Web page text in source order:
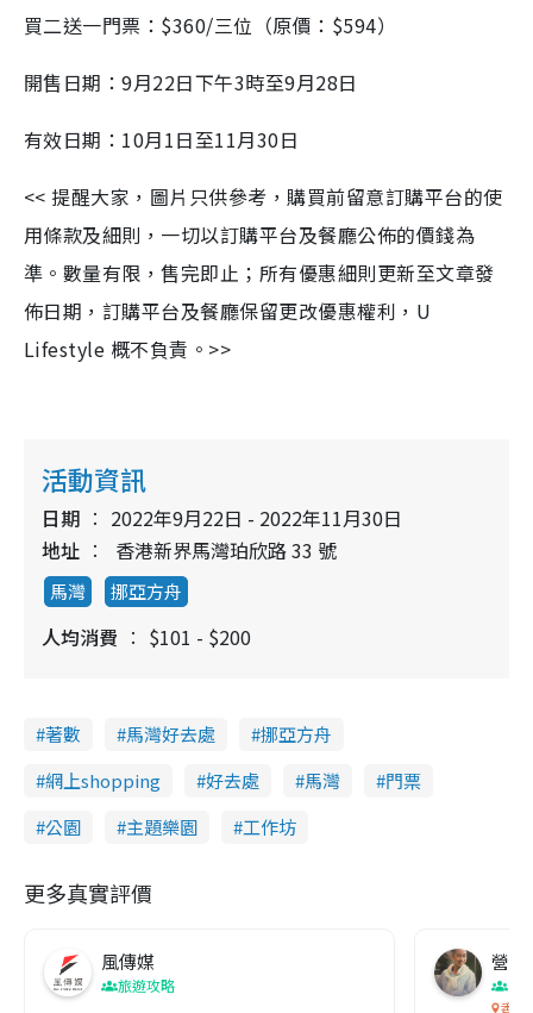
買二送一門票：$360/三位（原價：$594）
開售日期：9月22日下午3時至9月28日
有效日期：10月1日至11月30日
<< 提醒大家，圖片只供參考，購買前留意訂購平台的使
用條款及細則，一切以訂購平台及餐廳公佈的價錢為
準。數量有限，售完即止；所有優惠細則更新至文章發
佈日期，訂購平台及餐廳保留更改優惠權利，U
Lifestyle 概不負責。>>
活動資訊
日期
2022年9月22日 - 2022年11月30日
地址
香港新界馬灣珀欣路 33 號
馬灣 挪亞方舟
人均消費 $101 - $200
著數 馬灣好去處
挪亞方舟
網上shopping
好去處 馬灣
門票
公園
主題樂園 工作坊
更多真實評價
風傳媒
旅遊攻略
營養
香港